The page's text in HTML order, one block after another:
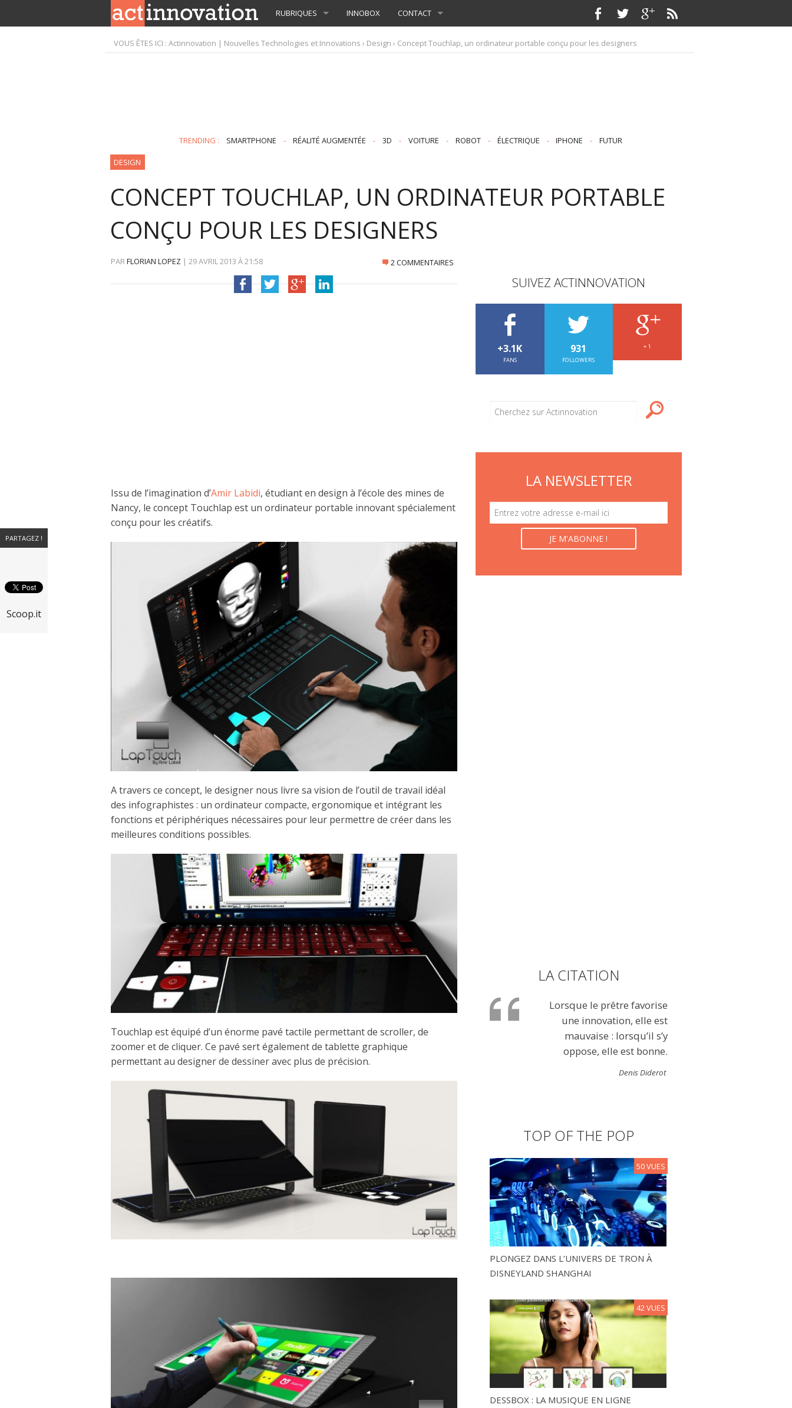
RUBRIQUES INNOBOX CONTACT
VOUS ÊTES ICI :Actinnovation | Nouvelles Technologies et Innovations › Design › Concept Touchlap, un ordinateur portable conçu pour les designers
TRENDING : SMARTPHONE - RÉALITÉ AUGMENTÉE - 3D - VOITURE - ROBOT - ÉLECTRIQUE - IPHONE - FUTUR
DESIGN
CONCEPT TOUCHLAP, UN ORDINATEUR PORTABLE
CONÇU POUR LES DESIGNERS
PARFLORIAN LOPEZ | 29 AVRIL 2013 À21:58 2 COMMENTAIRES
Issu de l’imagination d’Amir Labidi, étudiant en design à l’école des mines de
Nancy, le concept Touchlap est un ordinateur portable innovant spécialement
conçu pour les créatifs.
A travers ce concept, le designer nous livre sa vision de l’outil de travail idéal
des infographistes : un ordinateur compacte, ergonomique et intégrant les
fonctions et périphériques nécessaires pour leur permettre de créer dans les
meilleures conditions possibles.
Touchlap est équipé d’un énorme pavé tactile permettant de scroller, de
zoomer et de cliquer. Ce pavé sert également de tablette graphique
permettant au designer de dessiner avec plus de précision.
SUIVEZ ACTINNOVATION
+3.1K
FANS
931
FOLLOWERS
+ 1
LA NEWSLETTER
LA CITATION
Lorsque le prêtre favorise
une innovation, elle est
mauvaise : lorsqu’il s’y
oppose, elle est bonne.
Denis Diderot
TOP OF THE POP
PLONGEZ DANS L’UNIVERS DE TRON À
DISNEYLAND SHANGHAI
50 VUES
DESSBOX : LA MUSIQUE EN LIGNE
42 VUES
PARTAGEZ !
Scoop.it